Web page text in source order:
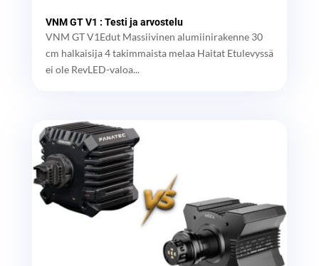
VNM GT V1 : Testi ja arvostelu
VNM GT V1Edut Massiivinen alumiinirakenne 30
cm halkaisija 4 takimmaista melaa Haitat Etulevyssä
ei ole RevLED-valoa...